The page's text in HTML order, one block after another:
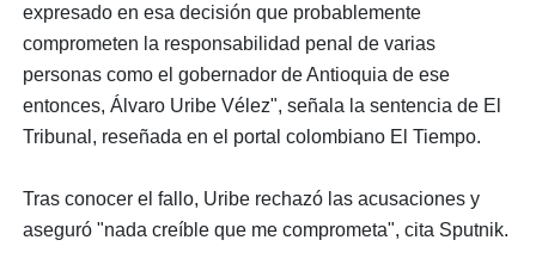
expresado en esa decisión que probablemente
comprometen la responsabilidad penal de varias
personas como el gobernador de Antioquia de ese
entonces, Álvaro Uribe Vélez", señala la sentencia de El
Tribunal, reseñada en el portal colombiano El Tiempo.
Tras conocer el fallo, Uribe rechazó las acusaciones y
aseguró "nada creíble que me comprometa", cita Sputnik.